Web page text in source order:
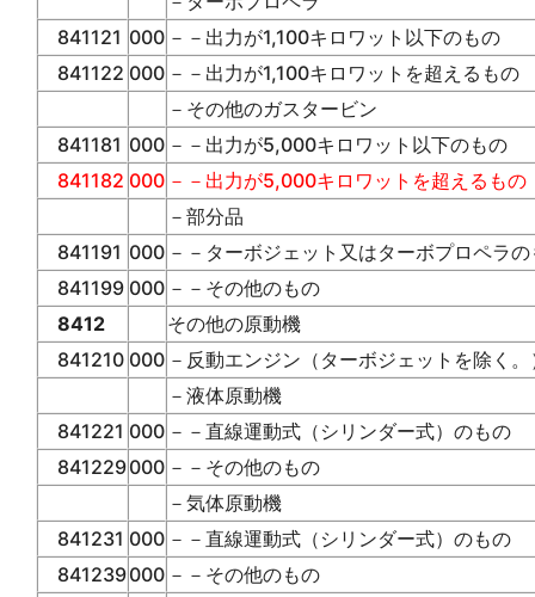
841121 000 －－出力が1,100キロワット以下のもの
841122 000 －－出力が1,100キロワットを超えるもの
－その他のガスタービン
841181 000 －－出力が5,000キロワット以下のもの
841182 000 －－出力が5,000キロワットを超えるも
－部分品
841191 000 －－ターボジェット又はターボプロペラ
841199 000 －－その他のもの
8412
その他の原動機
841210 000 －反動エンジン（ターボジェットを除く。
－液体原動機
841221 000 －－直線運動式（シリンダー式）のもの
841229000 －－その他のもの
－気体原動機
841231 000 －－直線運動式（シリンダー式）のもの
841239000 －－その他のもの